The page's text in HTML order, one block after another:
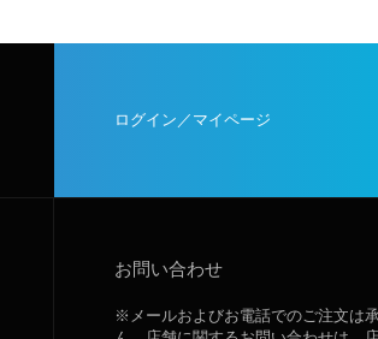
ログイン／マイページ
お問い合わせ
※メールおよびお電話でのご注文は